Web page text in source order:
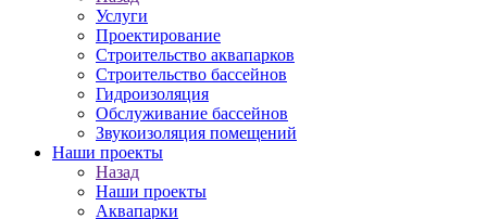
Услуги
Проектирование
Строительство аквапарков
Строительство бассейнов
Гидроизоляция
Обслуживание бассейнов
Звукоизоляция помещений
Наши проекты
Назад
Наши проекты
Аквапарки